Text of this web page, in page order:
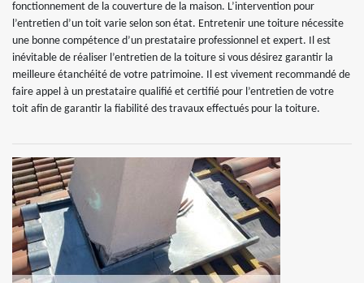
fonctionnement de la couverture de la maison. L’intervention pour
l’entretien d’un toit varie selon son état. Entretenir une toiture nécessite
une bonne compétence d’un prestataire professionnel et expert. Il est
inévitable de réaliser l’entretien de la toiture si vous désirez garantir la
meilleure étanchéité de votre patrimoine. Il est vivement recommandé de
faire appel à un prestataire qualifié et certifié pour l’entretien de votre
toit afin de garantir la fiabilité des travaux effectués pour la toiture.